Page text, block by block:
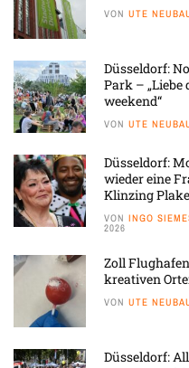
VON UTE
Düsseldorf:
Park –
weekend“
VON UTE
Düsseldorf:
wieder eine
Klinzing
VON INGO
2026
Zoll
kreativen
VON UTE
Düsseldorf: